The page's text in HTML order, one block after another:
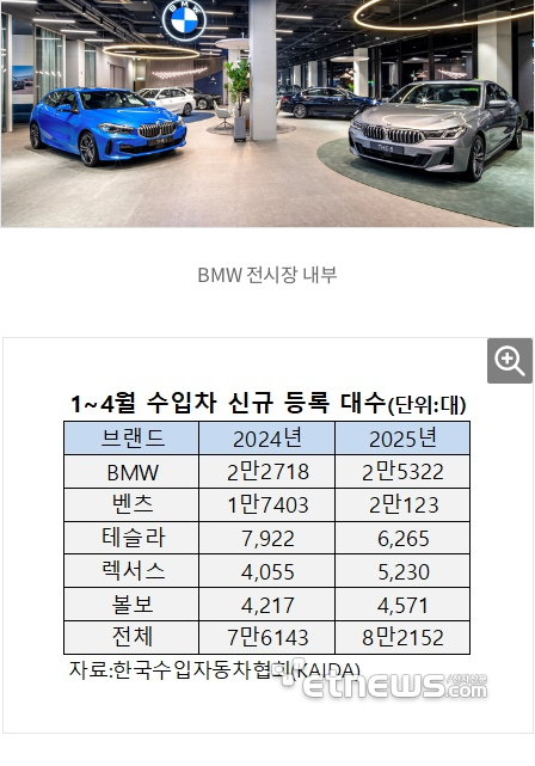
BMW 전시장 내부